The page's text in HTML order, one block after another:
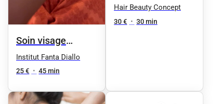
Soin visage
gommage peau
parfaite
Institut Fanta Diallo
25 € • 45 min
masque éclat
express
Hair Beauty Concept
30 € • 30 min